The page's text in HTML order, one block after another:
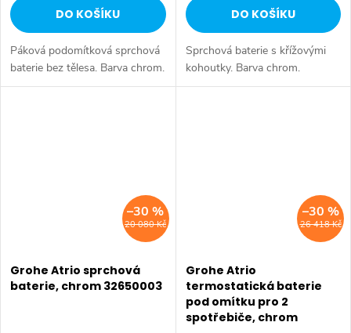
DO KOŠÍKU
Páková podomítková sprchová
baterie bez tělesa. Barva chrom.
DO KOŠÍKU
Sprchová baterie s křížovými
kohoutky. Barva chrom.
20 080 Kč
–30 %
Grohe Atrio sprchová
baterie, chrom 32650003
26 418 Kč
–30 %
Grohe Atrio
termostatická baterie
pod omítku pro 2
spotřebiče, chrom